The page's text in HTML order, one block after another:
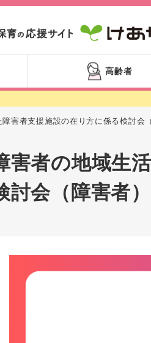
高齢者
害者支援施設の在り方に係る検討会
害者の地域生
討会（障害者）